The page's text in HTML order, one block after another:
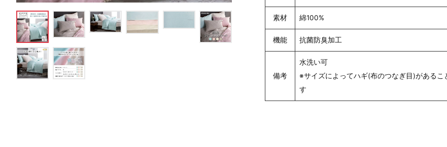
素材 綿100%
機能 抗菌防臭加工
備考
水洗い可
※サイズによってハギ(布のつなぎ目)があるこ
す